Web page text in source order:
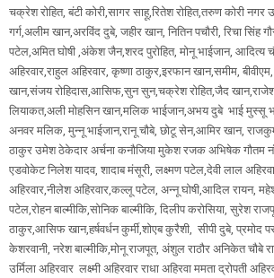
चक्रेश रोहित, बंटी कोरी,सागर साहू,रितेश रोहित,तरुण कोरी नगर
गर्ग,अलीम खान,अरविंद दुबे, जहीर खान, नितिन पचौरी, रिचा सिंह
पटेल,अमित घोषी ,अंकेश जैन,शरद पुरोहित, मोनू भाईजान, आदित्य
अहिरवार,राहुल अहिरवार, कृष्णा ठाकुर,इरफान खान,समीम, बीवीएम,
खान,संजय रोहिदास,आसिफ,सुन सुन,चक्रेश रोहित,जैद
लियाकत,अली मोहसिन खान,मलिक भाईजान,अभय दुबे भाई मुस्सू
अनवर मलिक, मुन्नू भाईजान,रानू चौबे, छोटू सेन,आमिर खान,
ठाकुर उमेश ठेकेदार अर्चना कनौजिया मुकेश रजक अभिषेक गौतम
एडवोकेट निलेश यादव, शादाब मंसूरी, लक्ष्मण पटेल,देवी लाल
अहिरवार,नीलेश अहिरवार,कल्लू पटेल, अन्नू घोषी,आदिल रायन,
पटेल,रोहन बाल्मीकि,सोनिक बाल्मीकि, दिलीप करोसिया, सुरेश
ठाकुर,आसिफ खान,हर्षवर्धन कुर्मी,शोएब कुरैशी, सीपी दुबे, प्रमोद
केशरवानी, नरेश बाल्मीकि,मोनू राजपूत, अंशुल राठौर अनिकेत चौबे
उर्मिला अहिरवार लक्ष्मी अहिरवार राधा अहिरवा ममता द्रोपती